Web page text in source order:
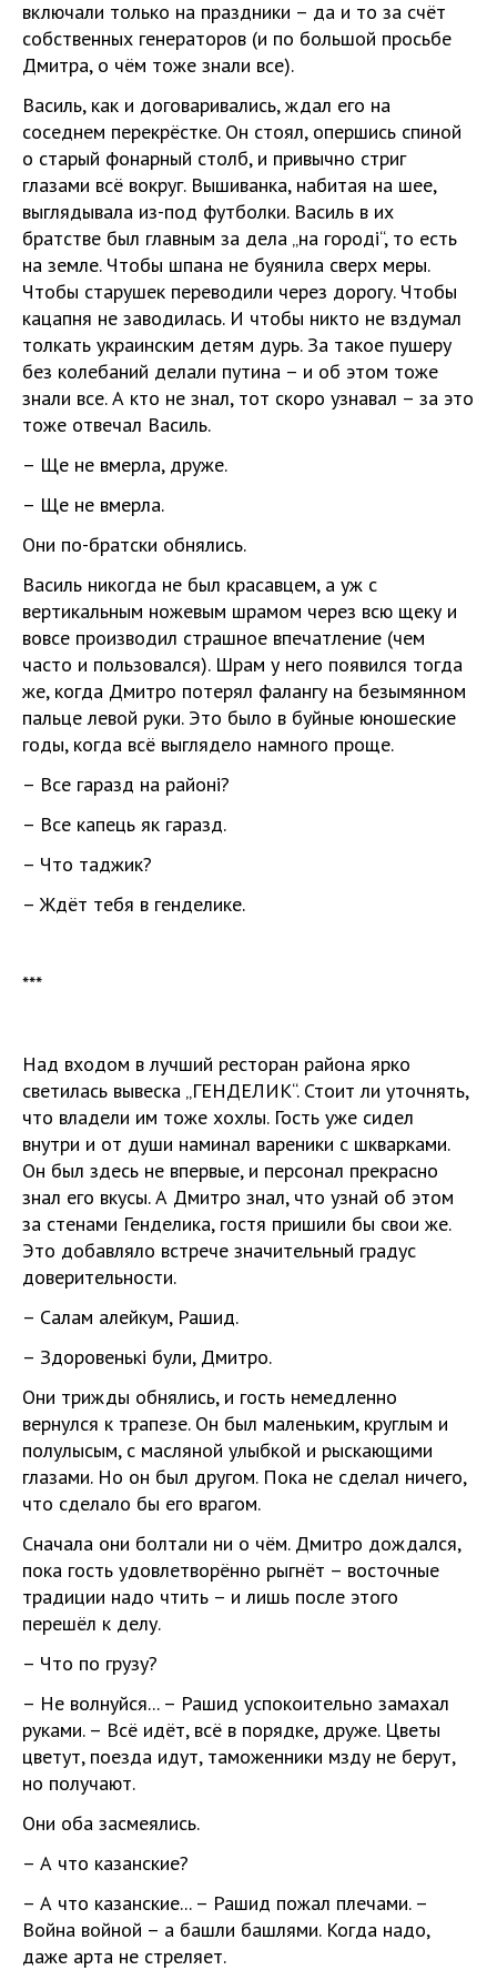
включали только на праздники – да и то за счёт
собственных генераторов (и по большой просьбе
Дмитра, о чём тоже знали все).
Василь, как и договаривались, ждал его на
соседнем перекрёстке. Он стоял, опершись спиной
о старый фонарный столб, и привычно стриг
глазами всё вокруг. Вышиванка, набитая на шее,
выглядывала из-под футболки. Василь в их
братстве был главным за дела „на городі“, то есть
на земле. Чтобы шпана не буянила сверх меры.
Чтобы старушек переводили через дорогу. Чтобы
кацапня не заводилась. И чтобы никто не вздумал
толкать украинским детям дурь. За такое пушеру
без колебаний делали путина – и об этом тоже
знали все. А кто не знал, тот скоро узнавал – за это
тоже отвечал Василь.
– Ще не вмерла, друже.
– Ще не вмерла.
Они по-братски обнялись.
Василь никогда не был красавцем, а уж с
вертикальным ножевым шрамом через всю щеку и
вовсе производил страшное впечатление (чем
часто и пользовался). Шрам у него появился тогда
же, когда Дмитро потерял фалангу на безымянном
пальце левой руки. Это было в буйные юношеские
годы, когда всё выглядело намного проще.
– Все гаразд на районі?
– Все капець як гаразд.
– Что таджик?
– Ждёт тебя в генделике.
***
Над входом в лучший ресторан района ярко
светилась вывеска „ГЕНДЕЛИК“. Стоит ли уточнять,
что владели им тоже хохлы. Гость уже сидел
внутри и от души наминал вареники с шкварками.
Он был здесь не впервые, и персонал прекрасно
знал его вкусы. А Дмитро знал, что узнай об этом
за стенами Генделика, гостя пришили бы свои же.
Это добавляло встрече значительный градус
доверительности.
– Салам алейкум, Рашид.
– Здоровенькі були, Дмитро.
Они трижды обнялись, и гость немедленно
вернулся к трапезе. Он был маленьким, круглым и
полулысым, с масляной улыбкой и рыскающими
глазами. Но он был другом. Пока не сделал ничего,
что сделало бы его врагом.
Сначала они болтали ни о чём. Дмитро дождался,
пока гость удовлетворённо рыгнёт – восточные
традиции надо чтить – и лишь после этого
перешёл к делу.
– Что по грузу?
– Не волнуйся... – Рашид успокоительно замахал
руками. – Всё идёт, всё в порядке, друже. Цветы
цветут, поезда идут, таможенники мзду не берут,
но получают.
Они оба засмеялись.
– А что казанские?
– А что казанские... – Рашид пожал плечами. –
Война войной – а башли башлями. Когда надо,
даже арта не стреляет.